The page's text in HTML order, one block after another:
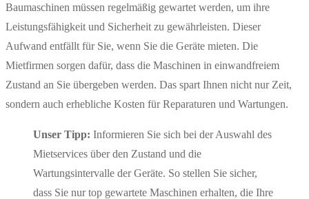
Baumaschinen müssen regelmäßig gewartet werden, um ihre
Leistungsfähigkeit und Sicherheit zu gewährleisten. Dieser
Aufwand entfällt für Sie, wenn Sie die Geräte mieten. Die
Mietfirmen sorgen dafür, dass die Maschinen in einwandfreiem
Zustand an Sie übergeben werden. Das spart Ihnen nicht nur Zeit,
sondern auch erhebliche Kosten für Reparaturen und Wartungen.
Unser Tipp: Informieren Sie sich bei der Auswahl des
Mietservices über den Zustand und die
Wartungsintervalle der Geräte. So stellen Sie sicher,
dass Sie nur top gewartete Maschinen erhalten, die Ihre